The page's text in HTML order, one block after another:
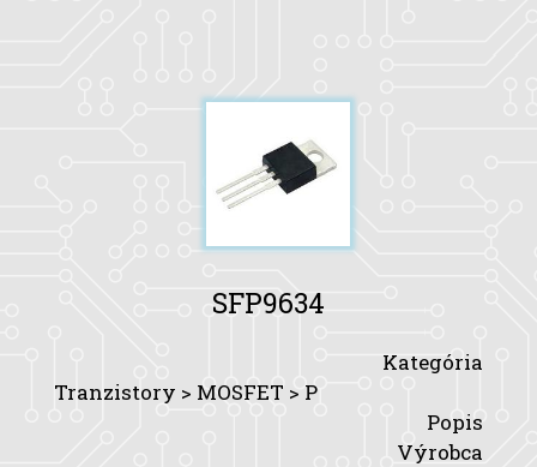
SFP9634
Kategória
Tranzistory > MOSFET > P
Popis
Výrobca